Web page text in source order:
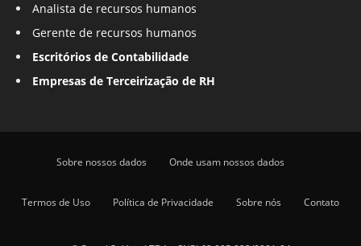
Analista de recursos humanos
Gerente de recursos humanos
Escritórios de Contabilidade
Empresas de Terceirização de RH
Sobre nossos dados Onde usam nossos dados
Termos de Uso Política de Privacidade Sobre nós Contato